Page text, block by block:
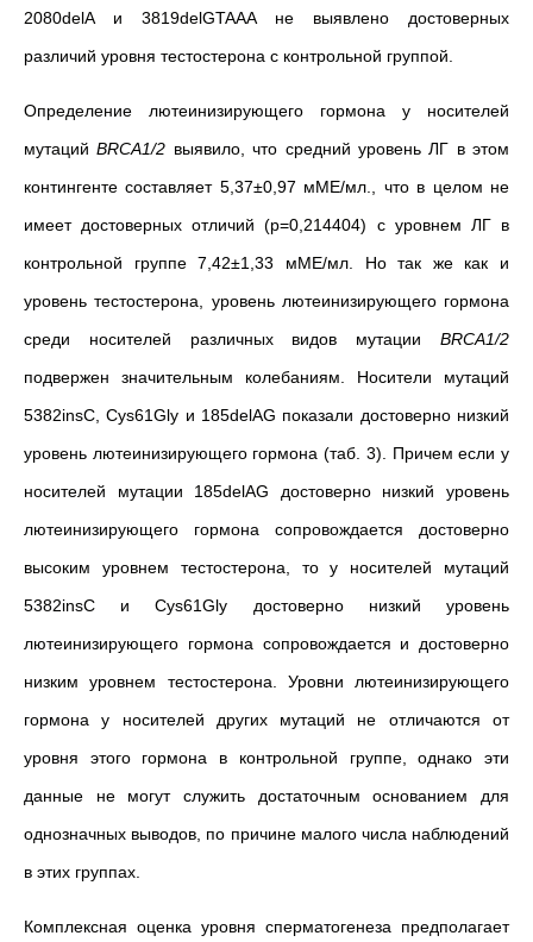
2080delA и 3819delGTAAA не выявлено достоверных
различий уровня тестостерона с контрольной группой.
Определение лютеинизирующего гормона у носителей
мутацийBRCA1/2 выявило, что средний уровень ЛГ в этом
контингенте составляет 5,37±0,97 мМЕ/мл., что в целом не
имеет достоверных отличий (p=0,214404) с уровнем ЛГ в
контрольной группе7,42±1,33 мМЕ/мл. Но так же как и
уровень тестостерона, уровень лютеинизирующего гормона
среди носителей различных видов мутации BRCA1/2
подвержен значительным колебаниям. Носители мутаций
5382insC, Cys61Gly и 185delAG показали достоверно низкий
уровень лютеинизирующего гормона (таб. 3). Причем если у
носителей мутации 185delAG достоверно низкий уровень
лютеинизирующего гормона сопровождается достоверно
высоким уровнем тестостерона, то у носителей мутаций
5382insC и Cys61Gly достоверно низкий уровень
лютеинизирующего гормона сопровождается и достоверно
низким уровнем тестостерона. Уровни лютеинизирующего
гормона у носителей других мутаций не отличаются от
уровня этого гормона в контрольной группе, однако эти
данные не могут служить достаточным основанием для
однозначных выводов, по причине малого числа наблюдений
в этих группах.
Комплексная оценка уровня сперматогенеза предполагает